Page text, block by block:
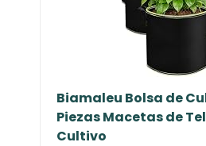
Biamaleu Bolsa de
Piezas Macetas de
Cultivo